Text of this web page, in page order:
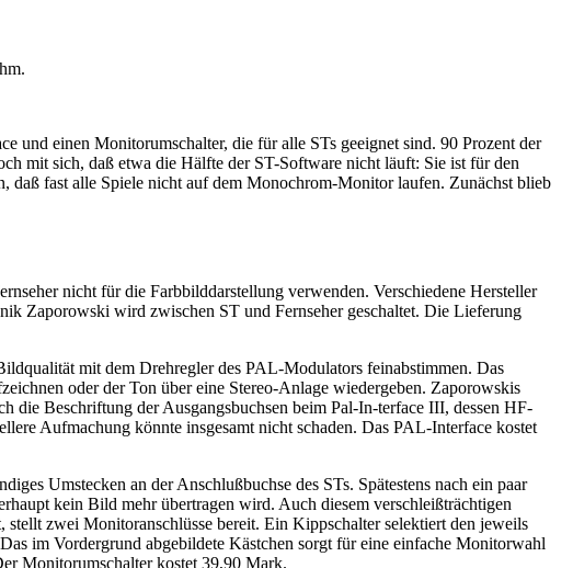
und einen Monitorumschalter, die für alle STs geeignet sind. 90 Prozent der
mit sich, daß etwa die Hälfte der ST-Software nicht läuft: Sie ist für den
daß fast alle Spiele nicht auf dem Monochrom-Monitor laufen. Zunächst blieb
nicht für die Farbbilddarstellung verwenden. Verschiedene Hersteller
Zaporowski wird zwischen ST und Fernseher geschaltet. Die Lieferung
mit dem Drehregler des PAL-Modulators feinabstimmen. Das
oder der Ton über eine Stereo-Anlage wiedergeben. Zaporowskis
Beschriftung der Ausgangsbuchsen beim Pal-In-terface III, dessen HF-
Aufmachung könnte insgesamt nicht schaden. Das PAL-Interface kostet
Umstecken an der Anschlußbuchse des STs. Spätestens nach ein paar
kein Bild mehr übertragen wird. Auch diesem verschleißträchtigen
zwei Monitoranschlüsse bereit. Ein Kippschalter selektiert den jeweils
im Vordergrund abgebildete Kästchen sorgt für eine einfache Monitorwahl
Monitorumschalter kostet 39,90 Mark.